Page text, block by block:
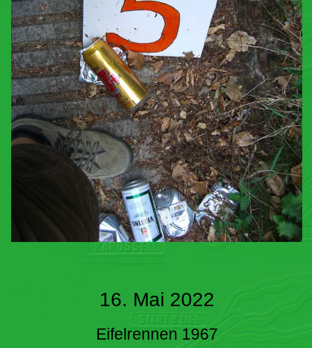
16. Mai 2022
Eifelrennen 1967